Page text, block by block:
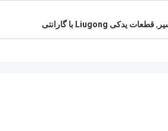
,قطعات یدکی Liugong با گارانتی